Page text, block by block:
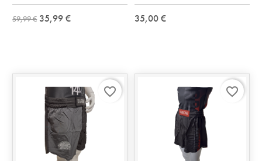
59,99 € 35,99 € 35,00 €
favorite_border favorite_border